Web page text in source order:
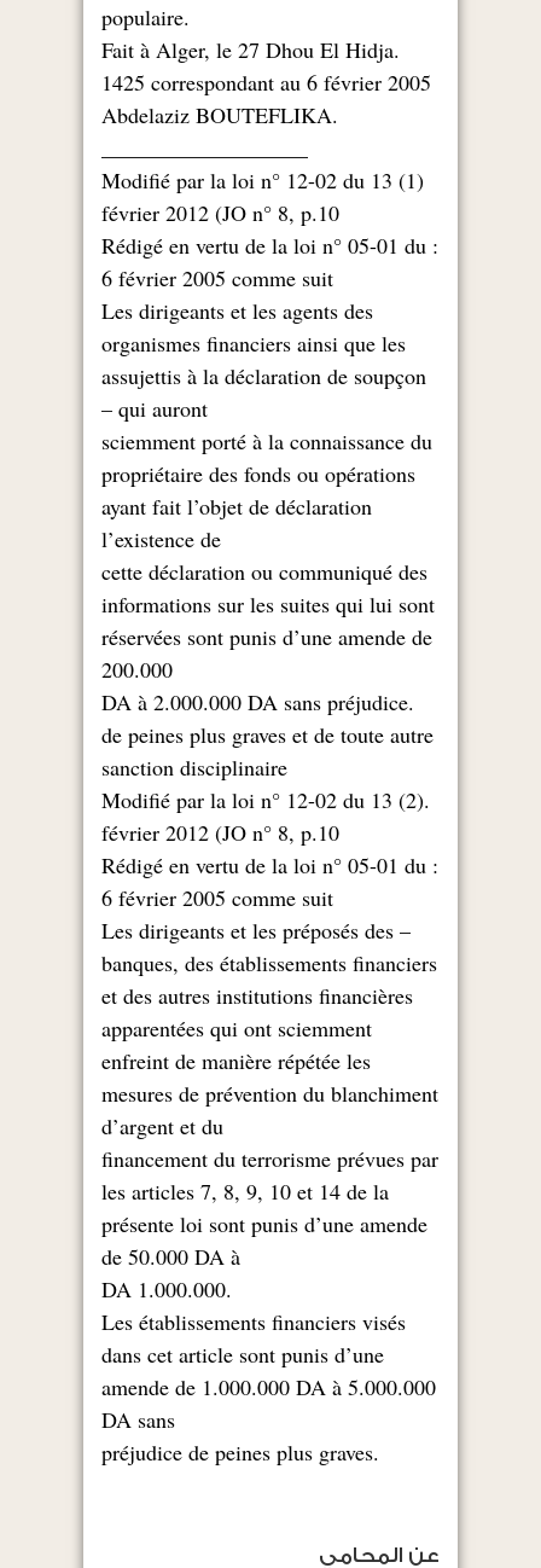
.populaire
.Fait à Alger, le 27 Dhou El Hidja
1425 correspondant au 6 février 2005
.Abdelaziz BOUTEFLIKA
(1) Modifié par la loi n° 12-02 du 13
février 2012 (JO n° 8, p.10
: Rédigé en vertu de la loi n° 05-01 du
6 février 2005 comme suit
Les dirigeants et les agents des
organismes financiers ainsi que les
assujettis à la déclaration de soupçon
qui auront –
sciemment porté à la connaissance du
propriétaire des fonds ou opérations
ayant fait l’objet de déclaration
l’existence de
cette déclaration ou communiqué des
informations sur les suites qui lui sont
réservées sont punis d’une amende de
200.000
.DA à 2.000.000 DA sans préjudice
de peines plus graves et de toute autre
sanction disciplinaire
.(2) Modifié par la loi n° 12-02 du 13
février 2012 (JO n° 8, p.10
: Rédigé en vertu de la loi n° 05-01 du
6 février 2005 comme suit
– Les dirigeants et les préposés des
banques, des établissements financiers
et des autres institutions financières
apparentées qui ont sciemment
enfreint de manière répétée les
mesures de prévention du blanchiment
d’argent et du
financement du terrorisme prévues par
les articles 7, 8, 9, 10 et 14 de la
présente loi sont punis d’une amende
de 50.000 DA à
.1.000.000 DA
Les établissements financiers visés
dans cet article sont punis d’une
amende de 1.000.000 DA à 5.000.000
DA sans
.préjudice de peines plus graves
عن المحامي